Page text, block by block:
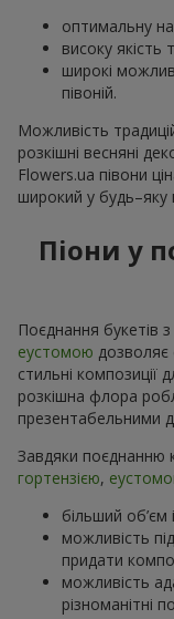
оптимальну на
високу якість
широкі
півоній.
Можливість
розкішні весняні
Flowers.ua півони
широкий у будь–яку
Піони у
Поєднання букетів з
еустомою дозволяє
стильні композиції
розкішна флора
презентабельними
Завдяки поєднанню
гортензією,
більший об’єм
можливість
придати
можливість
різноманітні